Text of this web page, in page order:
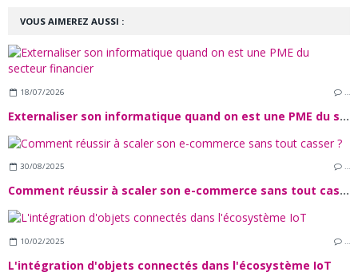
VOUS AIMEREZ AUSSI :
18/07/2026 …
Externaliser son informatique quand on est une PME du secteur financier
30/08/2025 …
Comment réussir à scaler son e-commerce sans tout casser ?
10/02/2025 …
L'intégration d'objets connectés dans l'écosystème IoT